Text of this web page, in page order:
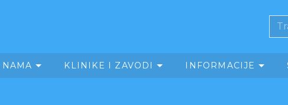
NAMA KLINIKE I ZAVODI INFORMACIJE